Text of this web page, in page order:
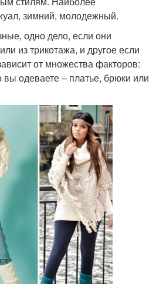
зимний, молодежный.
одно дело, если они
из трикотажа, и другое если
от множества факторов:
вы одеваете – платье, брюки или